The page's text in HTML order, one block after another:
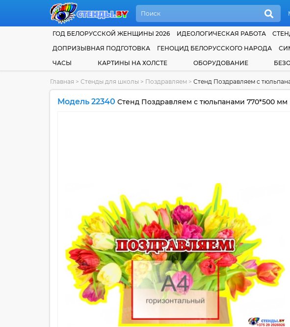
ГОД БЕЛОРУССКОЙ ЖЕНЩИНЫ 2026 ИДЕОЛОГИЧЕСКАЯ РАБОТА
ДОПРИЗЫВНАЯ ПОДГОТОВКА
ГЕНОЦИД БЕЛОРУССКОГО НАРОДА
ЧАСЫ
КАРТИНЫ НА ХОЛСТЕ ОБОРУДОВАНИЕ
Главная > Стенды для школы > Поздравляем > Стенд Поздравляем с
Модель 22340 Стенд Поздравляем с тюльпанами 770*500 мм